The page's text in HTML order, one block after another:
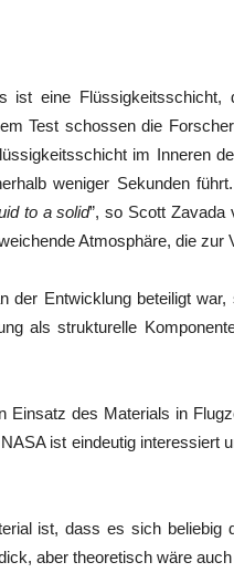
ist eine
Test schossen die
im Inneren
weniger Sekunden
to a solid”, so Scott Zavada
Atmosphäre, die zur
der Entwicklung beteiligt war,
als strukturelle
Einsatz des Materials in
ist eindeutig interessiert
ist, dass es sich beliebig
aber theoretisch wäre